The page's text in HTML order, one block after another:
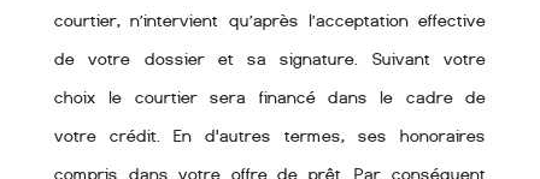
courtier, n’intervient qu’après l’acceptation effective
de votre dossier et sa signature. Suivant votre
choix le courtier sera financé dans le cadre de
votre crédit. En d'autres termes, ses honoraires
compris dans votre offre de prêt. Par conséquent